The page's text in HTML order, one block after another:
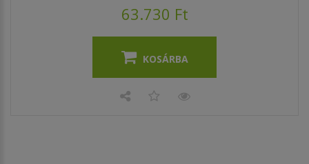
63.730 Ft
KOSÁRBA